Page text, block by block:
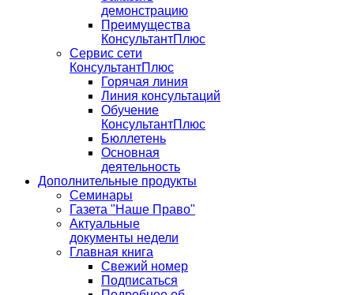
демонстрацию
Преимущества
КонсультантПлюс
Сервис сети
КонсультантПлюс
Горячая линия
Линия консультаций
Обучение
КонсультантПлюс
Бюллетень
Основная
деятельность
Дополнительные продукты
Семинары
Газета "Наше Право"
Актуальные
документы недели
Главная книга
Свежий номер
Подписаться